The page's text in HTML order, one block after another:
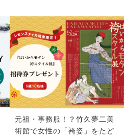
元祖・事務服！？竹久夢二美
術館で女性の「袴姿」をたど